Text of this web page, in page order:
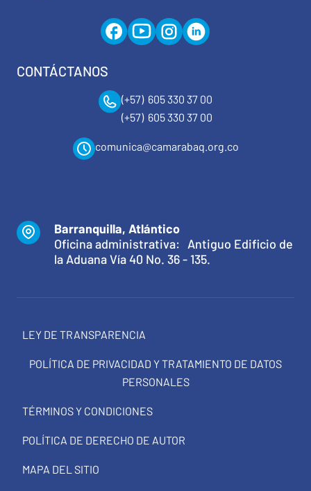
CONTÁCTANOS
(+57) 605 330 37 00
(+57) 605 330 37 00
comunica@camarabaq.org.co
Barranquilla, Atlántico
Oficina administrativa: Antiguo Edificio de
la Aduana Vía 40 No. 36 - 135.
LEY DE TRANSPARENCIA
POLÍTICA DE PRIVACIDAD Y TRATAMIENTO DE DATOS
PERSONALES
TÉRMINOS Y CONDICIONES
POLÍTICA DE DERECHO DE AUTOR
MAPA DEL SITIO